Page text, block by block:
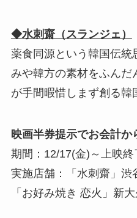
◆水刺齋（スランジェ）
薬食同源という韓国伝統
みや韓方の素材をふんだ
が手間暇惜しまず創る韓
映画半券提示でお会計か
期間：12/17(金)～上映終
実施店舗：「水刺齋」渋
「お好み焼き 恋火」新